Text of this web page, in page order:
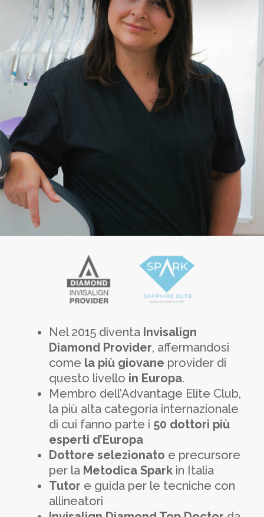
Nel 2015 diventa Invisalign
Diamond Provider, affermandosi
come la più giovane provider di
questo livello in Europa.
Membro dell’Advantage Elite Club,
la più alta categoria internazionale
di cui fanno parte i 50 dottori più
esperti d’Europa
Dottore selezionato e precursore
per la Metodica Spark in Italia
Tutor e guida per le tecniche con
allineatori